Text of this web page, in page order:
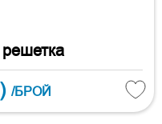
/БРОЙ